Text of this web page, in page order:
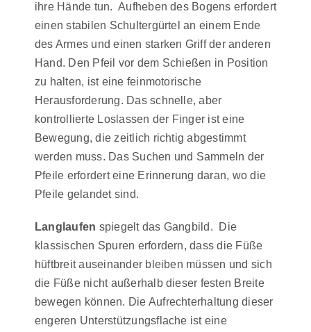
ihre Hände tun. Aufheben des Bogens erfordert
einen stabilen Schultergürtel an einem Ende
des Armes und einen starken Griff der anderen
Hand. Den Pfeil vor dem Schießen in Position
zu halten, ist eine feinmotorische
Herausforderung. Das schnelle, aber
kontrollierte Loslassen der Finger ist eine
Bewegung, die zeitlich richtig abgestimmt
werden muss. Das Suchen und Sammeln der
Pfeile erfordert eine Erinnerung daran, wo die
Pfeile gelandet sind.
Langlaufen spiegelt das Gangbild. Die
klassischen Spuren erfordern, dass die Füße
hüftbreit auseinander bleiben müssen und sich
die Füße nicht außerhalb dieser festen Breite
bewegen können. Die Aufrechterhaltung dieser
engeren Unterstützungsflache ist eine